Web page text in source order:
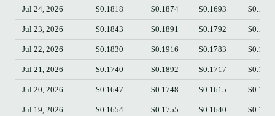
Jul 24, 2026 $0.1818 $0.1874 $0.1693 $0.1709
Jul 23, 2026 $0.1843 $0.1891 $0.1792 $0.1816
Jul 22, 2026 $0.1830 $0.1916 $0.1783 $0.1841
Jul 21, 2026 $0.1740 $0.1892 $0.1717 $0.1831
Jul 20, 2026 $0.1647 $0.1748 $0.1615 $0.1740
Jul 19, 2026 $0.1654 $0.1755 $0.1640 $0.1649